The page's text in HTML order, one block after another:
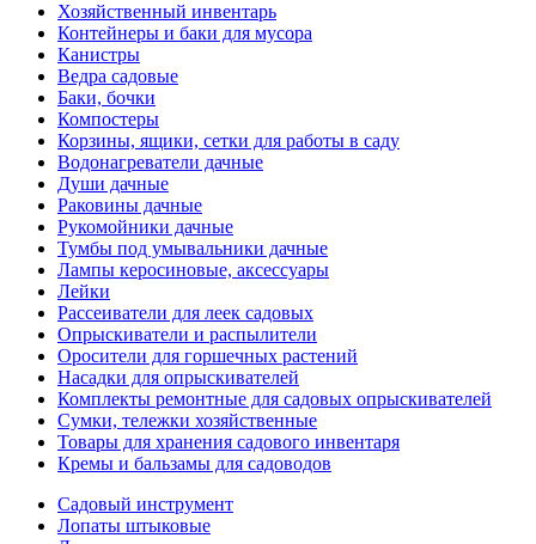
Хозяйственный инвентарь
Контейнеры и баки для мусора
Канистры
Ведра садовые
Баки, бочки
Компостеры
Корзины, ящики, сетки для работы в саду
Водонагреватели дачные
Души дачные
Раковины дачные
Рукомойники дачные
Тумбы под умывальники дачные
Лампы керосиновые, аксессуары
Лейки
Рассеиватели для леек садовых
Опрыскиватели и распылители
Оросители для горшечных растений
Насадки для опрыскивателей
Комплекты ремонтные для садовых опрыскивателей
Сумки, тележки хозяйственные
Товары для хранения садового инвентаря
Кремы и бальзамы для садоводов
Садовый инструмент
Лопаты штыковые